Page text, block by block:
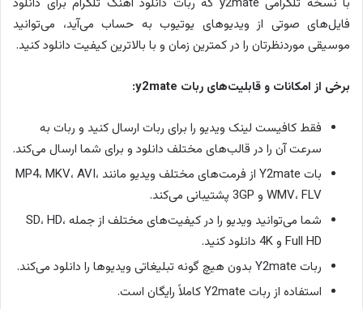
فایل‌های صوتی از ویدیوهای یوتیوب به حساب می‌آید، می‌توانید
موسیقی موردنظرتان را در کمترین زمان و با بالاترین کیفیت دانلود کنید.
برخی از امکانات و قابلیت‌های ربات y2mate:
فقط کافیست لینک ویدیو را برای ربات ارسال کنید و ربات به
سرعت آن را در قالب‌های مختلف دانلود و برای شما ارسال می‌کند.
بات Y2mate از فرمت‌های مختلف ویدیو مانند MP4، MKV، AVI،
WMV، FLV و 3GP پشتیبانی می‌کند.
شما می‌توانید ویدیو را در کیفیت‌های مختلف از جمله SD، HD،
Full HD و 4K دانلود کنید.
ربات Y2mate بدون هیچ گونه تبلیغاتی ویدیوها را دانلود می‌کند.
استفاده از ربات Y2mate کاملاً رایگان است.